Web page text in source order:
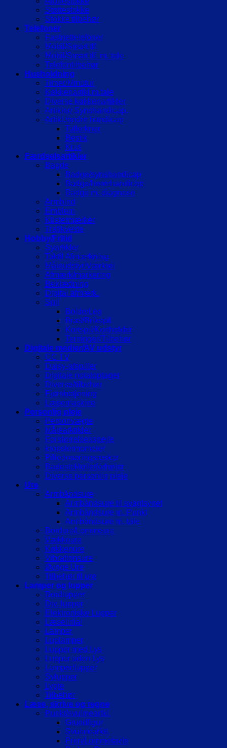
Støttestokke
Stokke tilbehør
Telefoner
Fastnettelefoner
Mobil/Smart tlf.
Mobil/Smart tlf. m. tale
Telefontilbehør
Husholdning
Timer/Minutur
Køkkenartikl.m.tale
Diverse køkkenartikler
Artikler/ Synshandicap.
Artikl./andre handicap
Tallerkner
Bestik
Krus
Færdselsartikler
Bagde
Badge/synshandicap
Badge/hørerhandicap
Badge m. diagnose
Armbind
Emblem
Klistermærker
Trafikveste
Hobby/Fritid
Syartikler
Taktil Afmærkning
Måleudstyr/Værktøj
Afmærk/markering
Beklædning
Digital afmærk.
Spil
Bolde/Leg
Bræt/Brikspil
Kortspil/Kortholder
Terninger/Tilbehør
Digitale medier/AV udstyr
CC TV
Daisy-afspiller
Digitale notatoptager
Diverse/tilbehør
Fjernbetjening
Læsemaskine
Personlig pleje
Personvægte
Målearktikler
Forstørrelsesspejle
kropstermometer
Pilledoseringsæsker
Badestol/toiletforhøjer
Diverse personlig pleje
Ure
Armbåndsure
Armbåndsure til svagtsynet
Armbåndsure m. Punkt
Armbåndsure m. tale
Bordure/Lommeure
Vækkeure
Køkkenure
Vibrationsure
Øvrige Ure
Tilbehør til ure
Lamper og lupper
Bordlupper
Div. lupper
Elektroniske Lupper
Læselinial
Lamper
Luplamper
Lupper med Lys
Lupper uden Lys
Lamper/lupper
Sylupper
Lygte
Tilbehør
Læse, skrive og regne
Punkt/svulmeartkl.
Grundfigur
Svulmearktl.
Pren/Lommetavle